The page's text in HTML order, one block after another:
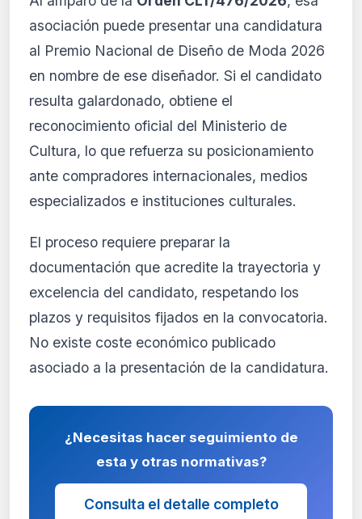
asociación puede presentar una candidatura
al Premio Nacional de Diseño de Moda 2026
en nombre de ese diseñador. Si el candidato
resulta galardonado, obtiene el
reconocimiento oficial del Ministerio de
Cultura, lo que refuerza su posicionamiento
ante compradores internacionales, medios
especializados e instituciones culturales.
El proceso requiere preparar la
documentación que acredite la trayectoria y
excelencia del candidato, respetando los
plazos y requisitos fijados en la convocatoria.
No existe coste económico publicado
asociado a la presentación de la candidatura.
¿Necesitas hacer seguimiento de
esta y otras normativas?
Consulta el detalle completo